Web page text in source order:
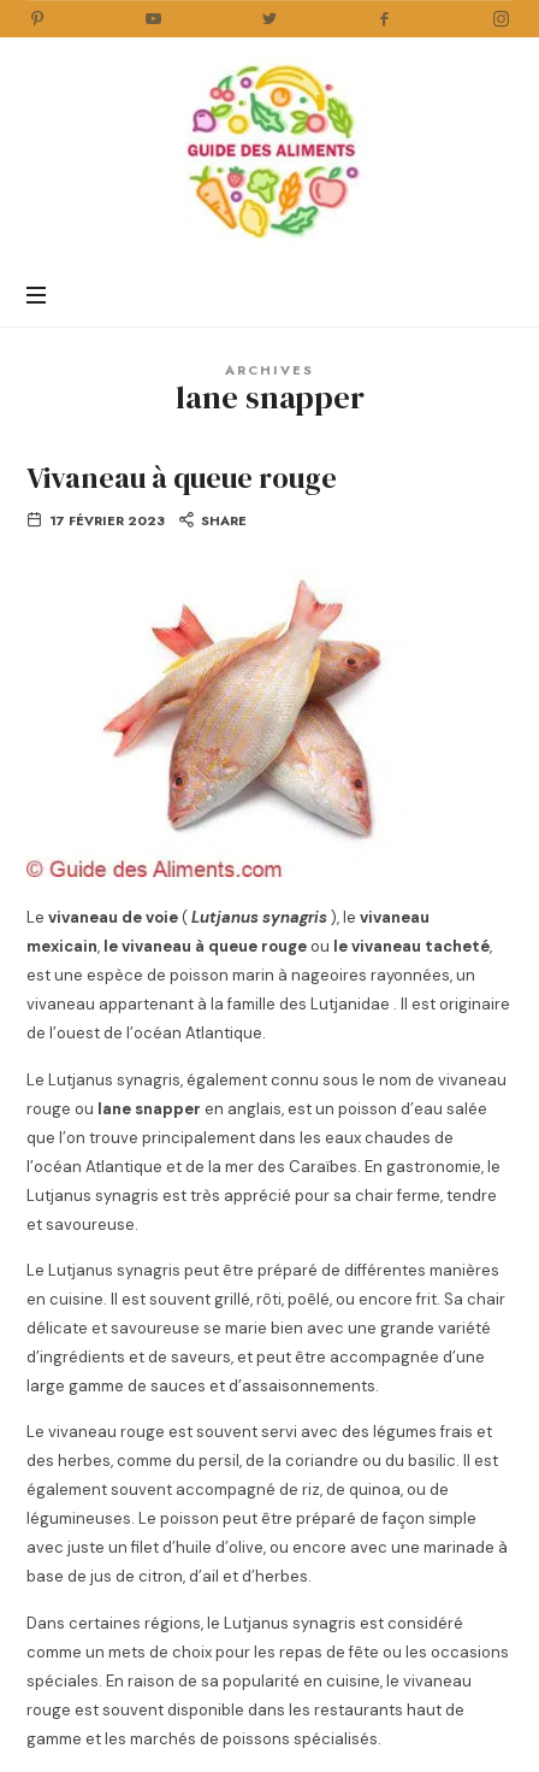
Aliments
ARCHIVES
lane snapper
Vivaneau à queue rouge
17 FÉVRIER 2023 SHARE
Levivaneau de voie(Lutjanus synagris), levivaneau
mexicain, le vivaneau à queue rougeou le vivaneau tacheté,
est une espèce de poisson marin à nageoires rayonnées, un
vivaneau appartenant à la famille des Lutjanidae . Il est originaire
de l’ouest de l’océan Atlantique.
Le Lutjanus synagris, également connu sous le nom de vivaneau
rouge ou lane snapper en anglais, est un poisson d’eau salée
que l’on trouve principalement dans les eaux chaudes de
l’océan Atlantique et de la mer des Caraïbes. En gastronomie, le
Lutjanus synagris est très apprécié pour sa chair ferme, tendre
et savoureuse.
Le Lutjanus synagris peut être préparé de différentes manières
en cuisine. Il est souvent grillé, rôti, poêlé, ou encore frit. Sa chair
délicate et savoureuse se marie bien avec une grande variété
d’ingrédients et de saveurs, et peut être accompagnée d’une
large gamme de sauces et d’assaisonnements.
Le vivaneau rouge est souvent servi avec des légumes frais et
des herbes, comme du persil, de la coriandre ou du basilic. Il est
également souvent accompagné de riz, de quinoa, ou de
légumineuses. Le poisson peut être préparé de façon simple
avec juste un filet d’huile d’olive, ou encore avec une marinade à
base de jus de citron, d’ail et d’herbes.
Dans certaines régions, le Lutjanus synagris est considéré
comme un mets de choix pour les repas de fête ou les occasions
spéciales. En raison de sa popularité en cuisine, le vivaneau
rouge est souvent disponible dans les restaurants haut de
gamme et les marchés de poissons spécialisés.